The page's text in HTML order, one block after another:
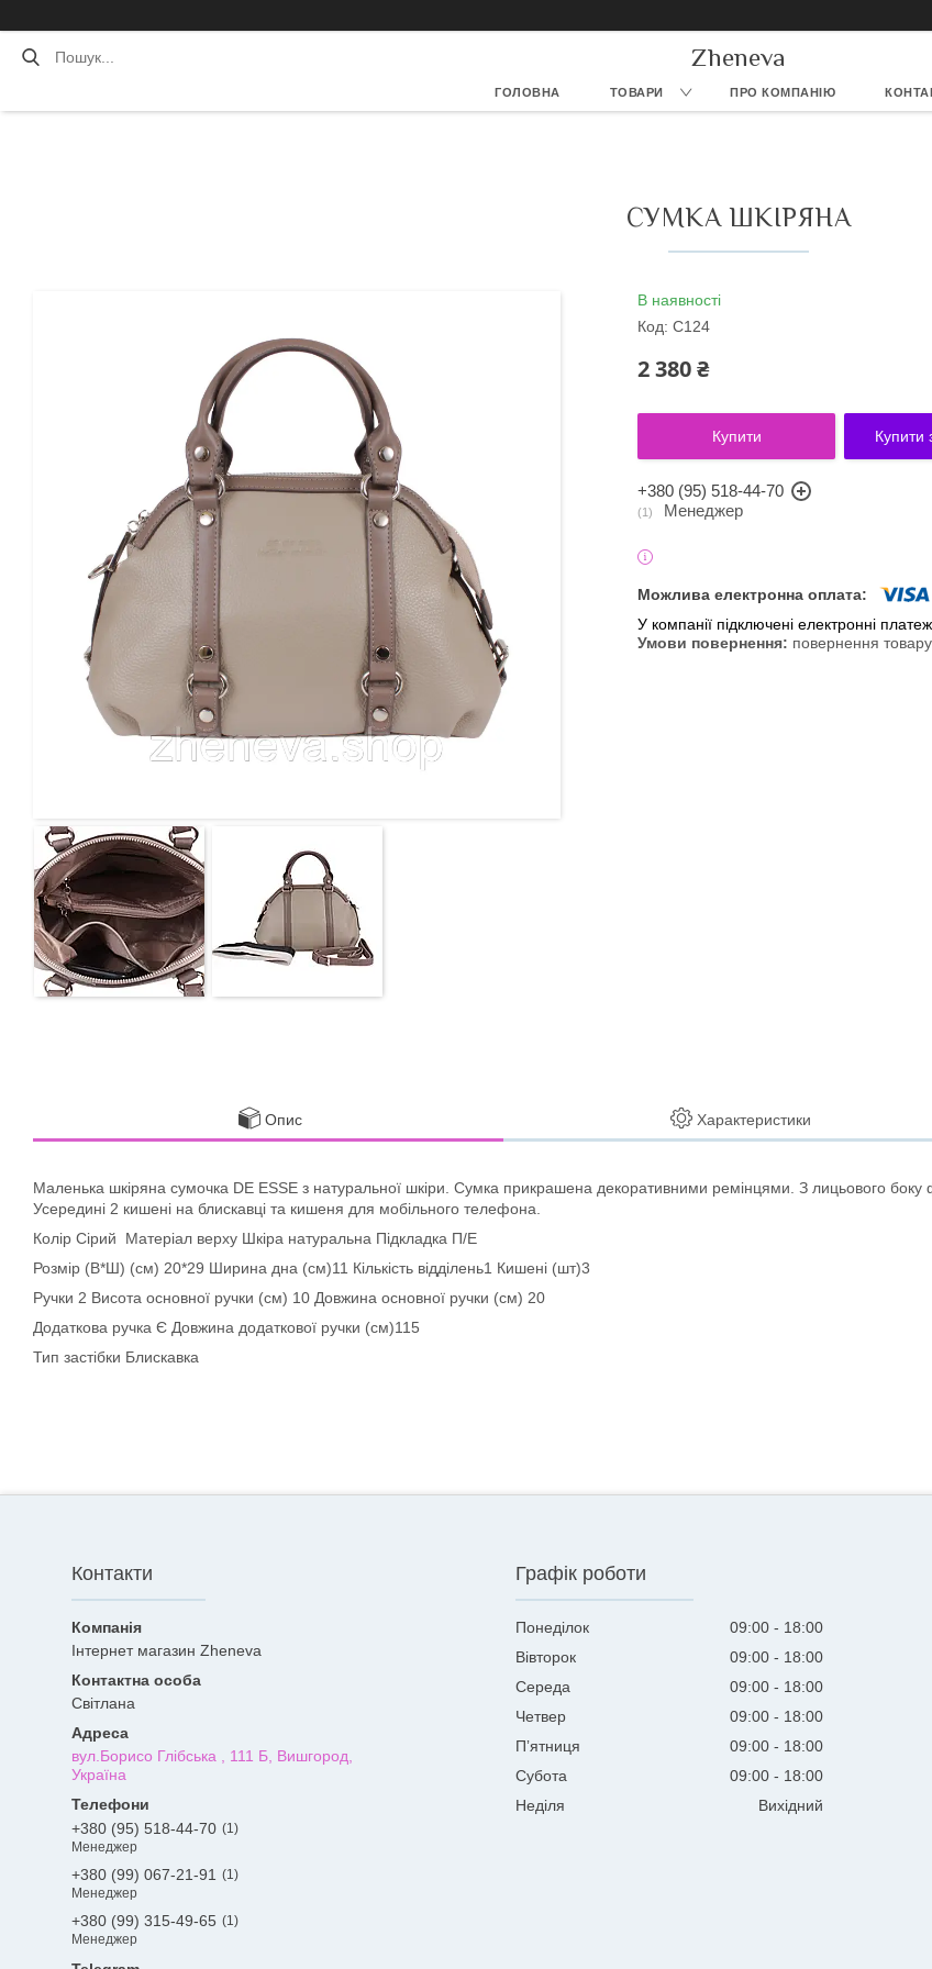
Zheneva
ГОЛОВНА ТОВАРИ ПРО КОМПАНІЮ
СУМКА ШКІРЯНА
В наявності
Код: С124
2 380 ₴
Купити Купити
+380 (95) 518-44-70
1 Менеджер
У компанії підключені електронні
повернення
Опис Характеристики
Маленька шкіряна сумочка DE ESSE з натуральної шкіри. Сумка прикрашена декоративними ремінцями. З лицьового
Усередині 2 кишені на блискавці та кишеня для мобільного телефона.
Колір Сірий Матеріал верху Шкіра натуральна Підкладка П/Е
Розмір (В*Ш) (см) 20*29 Ширина дна (см)11 Кількість відділень1 Кишені (шт)3
Ручки 2 Висота основної ручки (см) 10 Довжина основної ручки (см) 20
Додаткова ручка Є Довжина додаткової ручки (см)115
Тип застібки Блискавка
Контакти
Інтернет магазин Zheneva
Світлана
вул.Борисо Глібська , 111 Б, Вишгород,
Україна
+380 (95) 518-44-70
1
Менеджер
+380 (99) 067-21-91
1
Менеджер
+380 (99) 315-49-65
1
Менеджер
Графік роботи
Понеділок 09:00
18:00
Вівторок
09:00
18:00
Середа
09:00
18:00
Четвер
09:00
18:00
Пʼятниця
09:00
18:00
Субота
09:00
18:00
Неділя
Вихідний